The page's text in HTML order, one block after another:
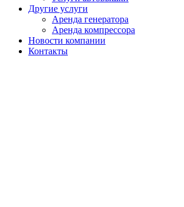
Другие услуги
Аренда генератора
Аренда компрессора
Новости компании
Контакты